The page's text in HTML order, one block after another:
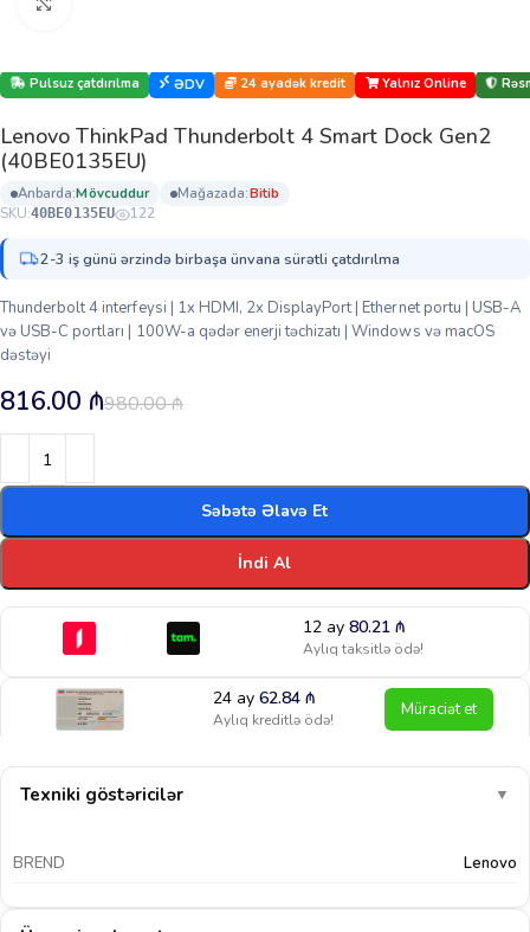
Pulsuz çatdırılma ƏDV 24 ayadək kredit Yalnız Online
Lenovo ThinkPad Thunderbolt 4 Smart Dock Gen2
(40BE0135EU)
anbarda: mövcuddur mağazada:
bi̇ti̇b
SKU:40BE0135EU 122
2-3 iş günü ərzində birbaşa ünvana sürətli çatdırılma
Thunderbolt 4 interfeysi | 1x HDMI, 2x DisplayPort | Ethernet portu | USB-A
və USB-C portları | 100W-a qədər enerji təchizatı | Windows və macOS
dəstəyi
980.00₼
816.00 ₼
Səbətə Əlavə Et
İndi Al
12 ay 80.21 ₼
Aylıq taksitlə ödə!
24 ay62.84₼
Aylıq kreditlə ödə! Müraciət et
Texniki göstəricilər ▼
BREND Lenovo